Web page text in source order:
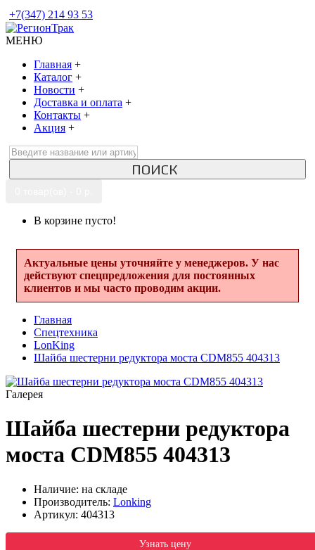
+7(347) 214 93 53
МЕНЮ
Главная +
Каталог +
Новости +
Доставка и оплата +
Контакты +
Акция +
ПОИСК
В корзине пусто!
Актуальные цены уточняйте у менеджеров. У нас
действуют спецпредложения для постоянных
клиентов и мы часто проводим акции.
Главная
Спецтехника
LonKing
Шайба шестерни редуктора моста CDM855 404313
Галерея
Шайба шестерни редуктора
моста CDM855 404313
Наличие: на складе
Производитель: Lonking
Артикул: 404313
Узнать цену